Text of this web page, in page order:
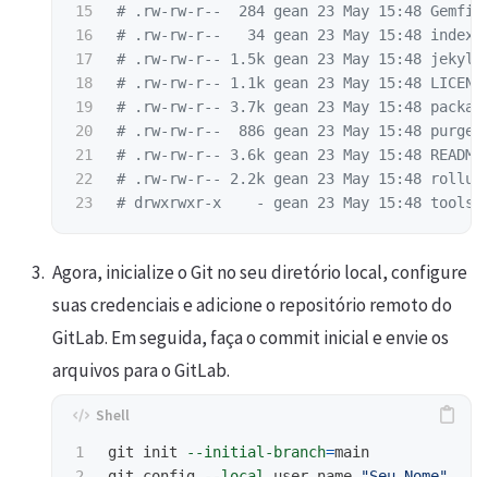
15
16
17
18
19
20
21
22
# .rw-rw-r--  284 gean 23 May 15:48
# .rw-rw-r--   34 gean 23 May 15:48
# .rw-rw-r-- 1.5k gean 23 May 15:48 jekyll-
# .rw-rw-r-- 1.1k gean 23 May 15:48
# .rw-rw-r-- 3.7k gean 23 May 15:48
# .rw-rw-r--  886 gean 23 May 15:48
# .rw-rw-r-- 3.6k gean 23 May 15:48
# .rw-rw-r-- 2.2k gean 23 May 15:48
# drwxrwxr-x    - gean 23 May 15:48 tools
Agora, inicialize o Git no seu diretório local, configure
suas credenciais e adicione o repositório remoto do
GitLab. Em seguida, faça o commit inicial e envie os
arquivos para o GitLab.
1
git init --initial-branch=main